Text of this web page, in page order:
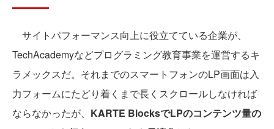
サイトパフォーマンス向上に役立てている企業が、
TechAcademyなどプログラミング教育事業を運営するキ
ラメックスだ。それまでのスマートフォンのLP画面は入
力フォームにたどり着くまで長くスクロールしなければ
ならなかったが、 KARTE BlocksでLPのコンテンツ量の